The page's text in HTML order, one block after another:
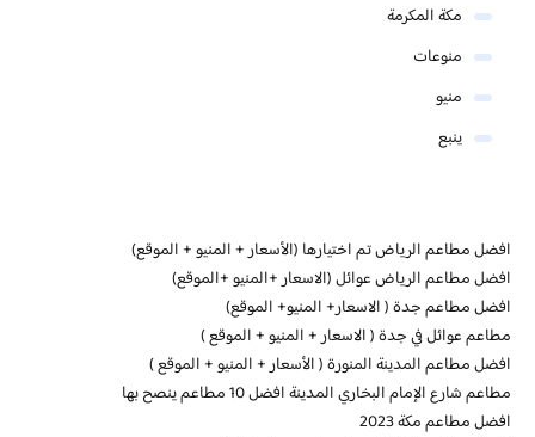
مكة المكرمة
منوعات
منيو
ينبع
افضل مطاعم الرياض تم اختيارها (الأسعار + المنيو + الموقع)
افضل مطاعم الرياض عوائل (الاسعار +المنيو +الموقع)
افضل مطاعم جدة ( الاسعار+ المنيو+ الموقع)
مطاعم عوائل في جدة ( الاسعار + المنيو + الموقع )
افضل مطاعم المدينة المنورة ( الأسعار + المنيو + الموقع )
مطاعم شارع الإمام البخاري المدينة افضل 10 مطاعم ينصح بها
افضل مطاعم مكة 2023